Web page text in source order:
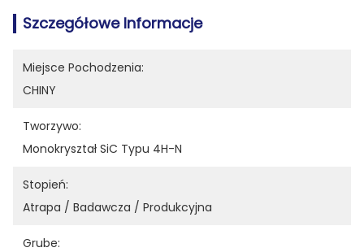
Szczegółowe Informacje
Miejsce Pochodzenia:
CHINY
Tworzywo:
Monokryształ SiC Typu 4H-N
Stopień:
Atrapa / Badawcza / Produkcyjna
Grube: